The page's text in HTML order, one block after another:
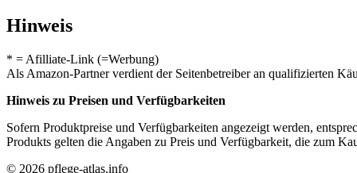
Hinweis
* = Afilliate-Link (=Werbung)
Als Amazon-Partner verdient der Seitenbetreiber an qualifizierten
Hinweis zu Preisen und Verfügbarkeiten
Sofern Produktpreise und Verfügbarkeiten angezeigt werden,
Produkts gelten die Angaben zu Preis und Verfügbarkeit, die zum
© 2026 pflege-atlas.info